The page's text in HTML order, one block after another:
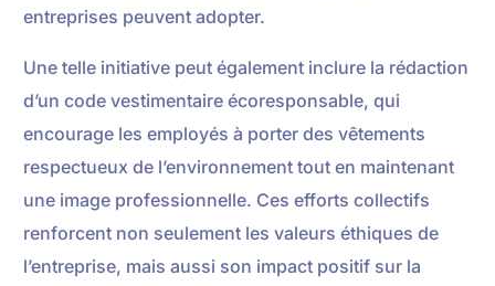
entreprises peuvent adopter.
Une telle initiative peut également inclure la rédaction
d’un code vestimentaire écoresponsable, qui
encourage les employés à porter des vêtements
respectueux de l’environnement tout en maintenant
une image professionnelle. Ces efforts collectifs
renforcent non seulement les valeurs éthiques de
l’entreprise, mais aussi son impact positif sur la